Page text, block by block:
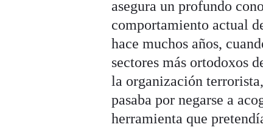
asegura un profundo
comportamiento actual
hace muchos años,
sectores más ortodoxos
la organización
pasaba por negarse a
herramienta que